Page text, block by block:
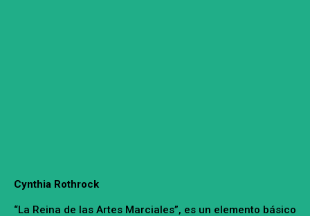
Cynthia Rothrock
“La Reina de las Artes Marciales”, es un elemento básico